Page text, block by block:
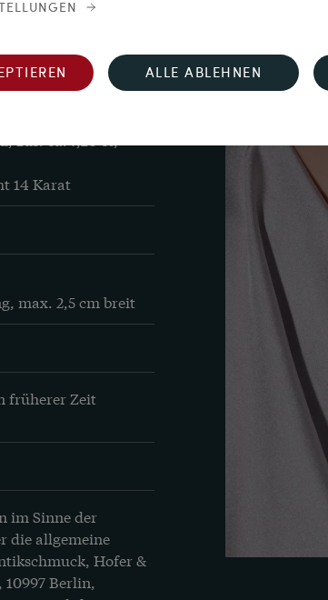
aus dem klassischen
fast ganz transparent
Glanz. Ganz so
beweglichen
hinab und
Aussehen.
Lanka im
ca. 7,20 ct,
14 Karat
max. 2,5 cm breit
früherer Zeit
im Sinne der
die allgemeine
Hofer &
10997 Berlin,
ALLE ABLEHNEN